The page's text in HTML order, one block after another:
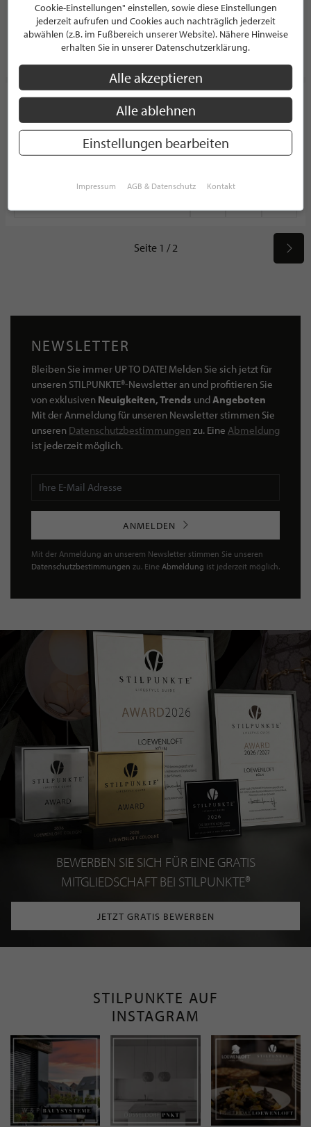
53111 Bonn
Deutschland
PROFIL
Knocknok
MODEGESCHÄFT
Geibelstr. 33
50931 Köln - Lindenthal
Seite 1 / 2
NEWSLETTER
Bleiben Sie immer UP TO DATE! Melden Sie sich jetzt für
unseren STILPUNKTE®-Newsletter an und profitieren Sie
von exklusiven Neuigkeiten, Trends undAngeboten
Mit der Anmeldung für unseren Newsletter stimmen Sie
unseren Datenschutzbestimmungen zu. Eine Abmeldung
ist jederzeit möglich.
ANMELDEN
Mit der Anmeldung an unserem Newsletter stimmen Sie unseren
Datenschutzbestimmungen zu. Eine Abmeldung ist jederzeit möglich.
BEWERBEN SIE SICH FÜR EINE GRATIS
MITGLIEDSCHAFT BEI STILPUNKTE®
JETZT GRATIS BEWERBEN
STILPUNKTE AUF
INSTAGRAM
Cookie-Einstellungen" einstellen, sowie diese Einstellungen
jederzeit aufrufen und Cookies auch nachträglich jederzeit
abwählen (z.B. im Fußbereich unserer Website). Nähere Hinweise
erhalten Sie in unserer Datenschutzerklärung.
Alle akzeptieren
Alle ablehnen
Einstellungen bearbeiten
Impressum AGB & Datenschutz Kontakt